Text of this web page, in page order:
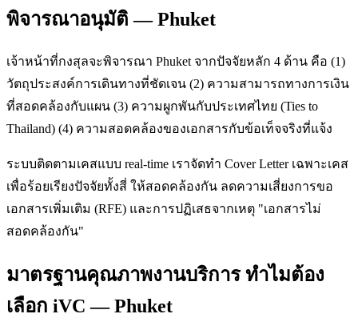
พิจารณาอนุมัติ — Phuket
เจ้าหน้าที่กงสุลจะพิจารณา Phuket จากปัจจัยหลัก 4 ด้าน คือ (1)
วัตถุประสงค์การเดินทางที่ชัดเจน (2) ความสามารถทางการเงิน
ที่สอดคล้องกับแผน (3) ความผูกพันกับประเทศไทย (Ties to
Thailand) (4) ความสอดคล้องของเอกสารกับข้อเท็จจริงที่แจ้ง
ระบบติดตามเคสแบบ real-time เราจัดทำ Cover Letter เฉพาะเคส
เพื่อร้อยเรียงปัจจัยทั้งสี่ ให้สอดคล้องกัน ลดความเสี่ยงการขอ
เอกสารเพิ่มเติม (RFE) และการปฏิเสธจากเหตุ "เอกสารไม่
สอดคล้องกัน"
มาตรฐานคุณภาพงานบริการ ทำไมต้อง
เลือก iVC — Phuket